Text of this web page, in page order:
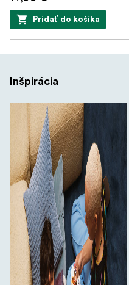
Pridať do košíka
Inšpirácia